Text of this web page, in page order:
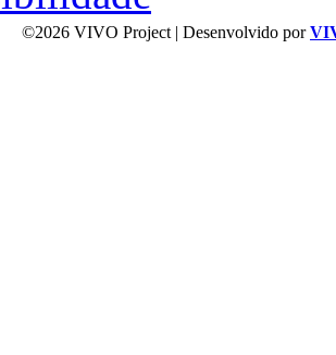
©2026 VIVO Project | Desenvolvido por